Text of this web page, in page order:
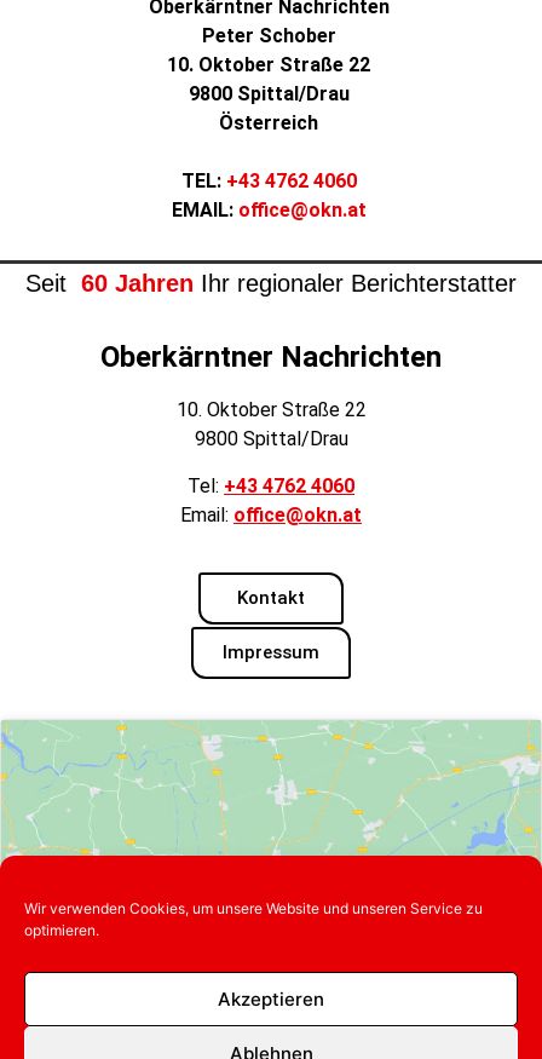
Wir verwenden Cookies, um unsere Website und unseren Service zu
optimieren.
Akzeptieren
Ablehnen
Oberkärntner Nachrichten
Peter Schober
10. Oktober Straße 22
9800 Spittal/Drau
Österreich
TEL: +43 4762 4060
EMAIL: office@okn.at
Seit 60 Jahren Ihr regionaler Berichterstatter
Oberkärntner Nachrichten
10. Oktober Straße 22
9800 Spittal/Drau
Tel: +43 4762 4060
Email: office@okn.at
Kontakt
Impressum
akzeptieren und diesen Inhalt zu